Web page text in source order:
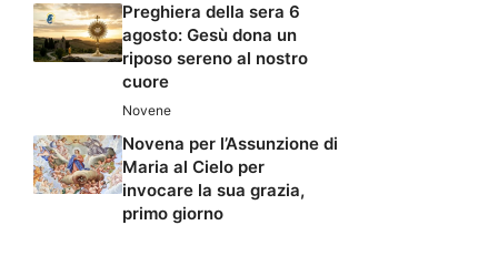
Preghiera della sera 6
agosto: Gesù dona un
riposo sereno al nostro
cuore
Novene
Novena per l’Assunzione di
Maria al Cielo per
invocare la sua grazia,
primo giorno